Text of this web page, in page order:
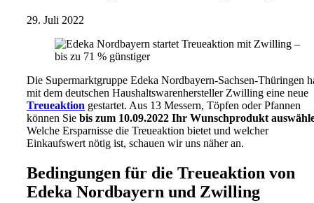
29. Juli 2022
Die Supermarktgruppe Edeka Nordbayern-Sachsen-Thüringen
mit dem deutschen Haushaltswarenhersteller Zwilling eine neue
Treueaktion gestartet. Aus 13 Messern, Töpfen oder Pfannen
können Sie bis zum 10.09.2022 Ihr Wunschprodukt
Welche Ersparnisse die Treueaktion bietet und welcher
Einkaufswert nötig ist, schauen wir uns näher an.
Bedingungen für die Treueaktion von
Edeka Nordbayern und Zwilling